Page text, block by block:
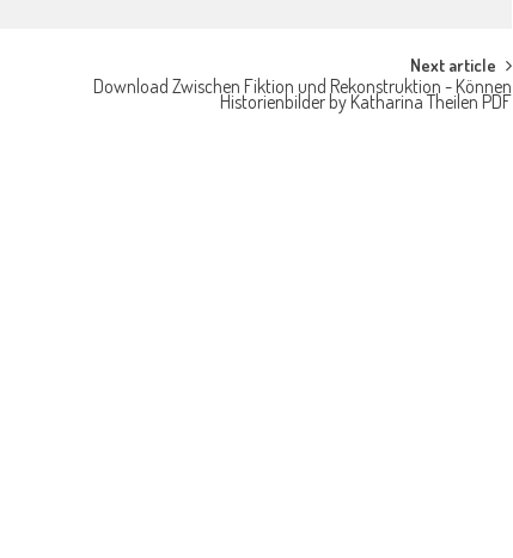
Next article
Download Zwischen Fiktion und Rekonstruktion - Können
Historienbilder by Katharina Theilen PDF